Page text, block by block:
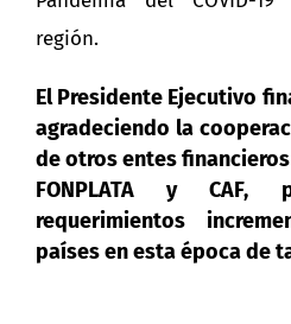
región.
El Presidente Ejecutivo
agradeciendo la
de otros entes financieros
FONPLATA y
requerimientos
países en esta época de